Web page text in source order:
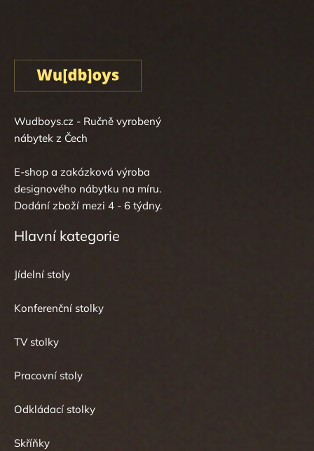
Wudboys.cz - Ručně vyrobený
nábytek z Čech
E-shop a zakázková výroba
designového nábytku na míru.
Dodání zboží mezi 4 - 6 týdny.
Hlavní kategorie
Jídelní stoly
Konferenční stolky
TV stolky
Pracovní stoly
Odkládací stolky
Skříňky